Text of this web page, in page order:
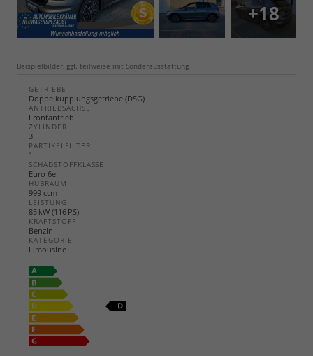
+18
Beispielbilder, ggf. teilweise mit Sonderausstattung
GETRIEBE
Doppelkupplungsgetriebe (DSG)
ANTRIEBSACHSE
Frontantrieb
ZYLINDER
3
PARTIKELFILTER
1
SCHADSTOFFKLASSE
Euro 6e
HUBRAUM
999 ccm
LEISTUNG
85 kW (116 PS)
KRAFTSTOFF
Benzin
KATEGORIE
Limousine